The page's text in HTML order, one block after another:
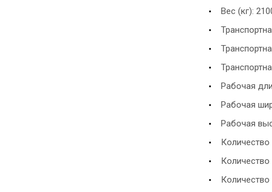
Вес (кг):
Рабочая
Рабочая
Рабочая
Количество